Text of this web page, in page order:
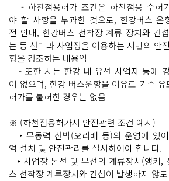
- 하천점용허가 조건은 하천점용 수허
야 할 사항을 부과한 것으로, 한강버스
전 안내, 한강버스 선착장 계류 장치와 간
는 등 선박과 사업장을 이용하는 시민의 안
항을 강조하는 내용임
- 또한 시는 한강 내 유선 사업자 등에
이 없으며, 한강 버스운항을 이유로 기존
허가를 불허한 경우는 없음
※ (하천점용허가시 안전관련 조건 예시)
‣ 무동력 선박(오리배 등)의 운영에 있
역 설치 및 안전관리를 실시하여야 합니다.
‣ 사업장 본선 및 부선의 계류장치(앵커,
스 선착장 계류장치와 간섭이 발생하지 않